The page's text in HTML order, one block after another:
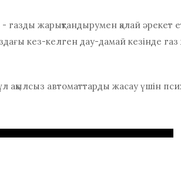
жарықтандырумен қалай әрекет
кез-келген дау-дамай кезінде
ақылсыз автоматтарды жасау үшін